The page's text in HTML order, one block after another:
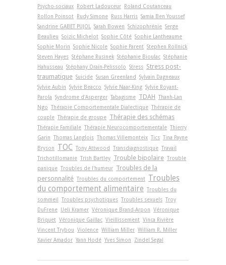
Psycho-sociaux Robert Ladouceur Roland Coutanceau
Rollon Poinsot Rudy Simone Russ Harris Samia Ben Youssef
Sandrine GABET PUJOL
Sarah Bowen Schizophrénie Serge
Beaulieu Soizic Michelot Sophie Côté Sophie Lantheaume
Sophie Morin Sophie Nicole Sophie Parent Stephen Rollnick
Steven Hayes Stéphane Rusinek Stéphanie Bioulac Stéphanie
Hahusseau Stéphany Orain-Pelissolo Stress Stress post-
traumatique Suicide Susan Greenland Sylvain Dagneaux
Sylvie Aubin Sylvie Beacco Sylvie Naar-King Sylvie Royant-
Parola Syndrome d'Asperger Tabagisme TDAH Thanh-Lan
Ngo Thérapie Comportementale Dialectique Thérapie de
couple Thérapie de groupe Thérapie des schémas
Thérapie Familiale Thérapie Neurocomportementale Thierry
Garin Thomas Langlois Thomas Villemonteix Tics Tina Payne
Bryson
TOC Tony Attwood Transdiagnostique Travail
Trichotillomanie Trish Bartley Trouble bipolaire Trouble
panique Troubles de l'humeur Troubles de la
personnalité Troubles du comportement Troubles
du comportement alimentaire Troubles du
sommeil Troubles psychotiques Troubles sexuels Troy
DuFrene Ueli Kramer Véronique Brand-Arpon Véronique
Briquet Véronique Gaillac Vieillissement Vinca Rivière
Vincent Trybou Violence William Miller William R. Miller
Xavier Amador Yann Hodé Yves Simon Zindel Segal